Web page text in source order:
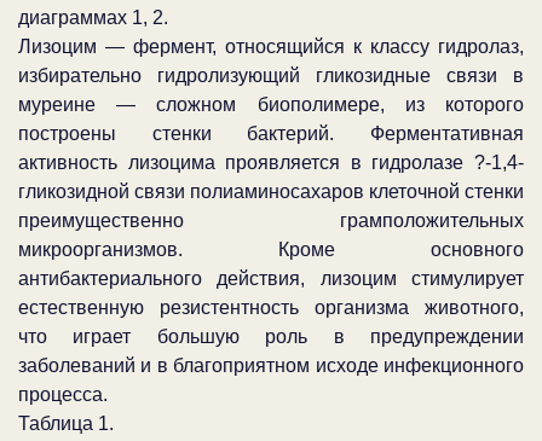
диаграммах 1, 2.
Лизоцим — фермент, относящийся к классу гидролаз,
избирательно гидролизующий гликозидные связи в
муреине — сложном биополимере, из которого
построены стенки бактерий. Ферментативная
активность лизоцима проявляется в гидролазе ?-1,4-
гликозидной связи полиаминосахаров клеточной стенки
преимущественно грамположительных
микроорганизмов. Кроме основного
антибактериального действия, лизоцим стимулирует
естественную резистентность организма животного,
что играет большую роль в предупреждении
заболеваний и в благоприятном исходе инфекционного
процесса.
Таблица 1.